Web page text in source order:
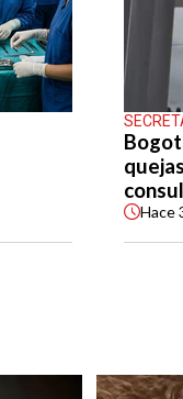
Hace